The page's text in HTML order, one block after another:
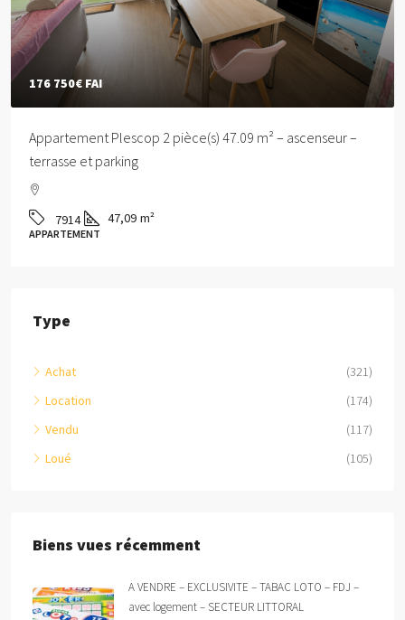
176 750€ FAI
Appartement Plescop 2 pièce(s) 47.09 m² – ascenseur –
terrasse et parking
7914 47,09 m²
APPARTEMENT
Type
Achat
(321)
Location
(174)
Vendu
(117)
Loué
(105)
Biens vues récemment
A VENDRE – EXCLUSIVITE – TABAC LOTO – FDJ –
avec logement – SECTEUR LITTORAL